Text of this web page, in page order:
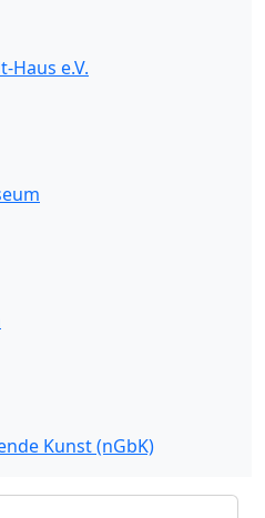
Haus e.V.
Kunst (nGbK)